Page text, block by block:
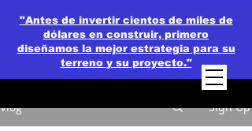
"Antes de invertir cientos de miles de
dólares en construir, primero
diseñamos la mejor estrategia para su
terreno y su proyecto."
Vlog Sign Up